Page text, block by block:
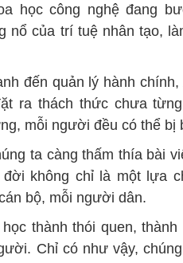
học công nghệ đang
nổ của trí tuệ nhân tạo,
đến quản lý hành
ra thách thức chưa
mỗi người đều có thể bị
ta càng thấm thía bài
không chỉ là một lựa
bộ, mỗi người dân.
thành thói quen,
Chỉ có như vậy,